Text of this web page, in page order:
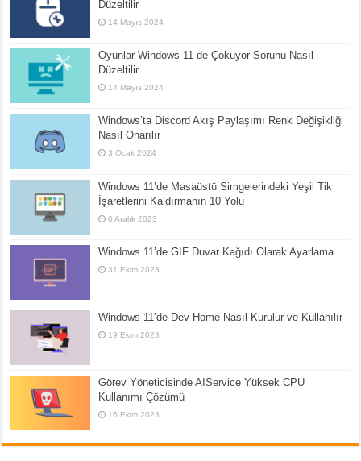
Düzeltilir
14 Mayıs 2024
Oyunlar Windows 11 de Çöküyor Sorunu Nasıl
Düzeltilir
14 Mayıs 2024
Windows’ta Discord Akış Paylaşımı Renk Değişikliği
Nasıl Onarılır
3 Ocak 2024
Windows 11’de Masaüstü Simgelerindeki Yeşil Tik
İşaretlerini Kaldırmanın 10 Yolu
6 Aralık 2023
Windows 11’de GIF Duvar Kağıdı Olarak Ayarlama
31 Ekim 2023
Windows 11’de Dev Home Nasıl Kurulur ve Kullanılır
19 Ekim 2023
Görev Yöneticisinde AIService Yüksek CPU
Kullanımı Çözümü
16 Ekim 2023